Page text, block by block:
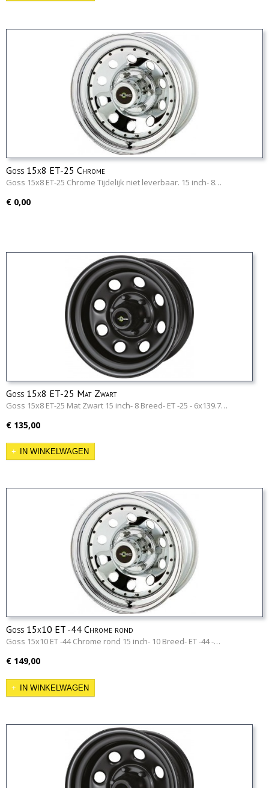
Goss 15x8 ET-25 Chrome
Goss 15x8 ET-25 Chrome Tijdelijk niet leverbaar. 15 inch- 8…
€ 0,00
Goss 15x8 ET-25 Mat Zwart
Goss 15x8 ET-25 Mat Zwart 15 inch- 8 Breed- ET -25 - 6x139.7…
€ 135,00
IN WINKELWAGEN
Goss 15x10 ET -44 Chrome rond
Goss 15x10 ET -44 Chrome rond 15 inch- 10 Breed- ET -44 -…
€ 149,00
IN WINKELWAGEN